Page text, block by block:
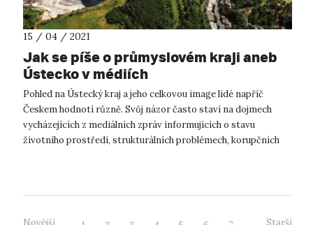
15 / 04 / 2021
Jak se píše o průmyslovém kraji aneb
Ústecko v médiích
Pohled na Ústecký kraj a jeho celkovou image lidé napříč
Českem hodnotí různě. Svůj názor často staví na dojmech
vycházejících z mediálních zpráv informujících o stavu
životního prostředí, strukturálních problémech, korupčních
Novější Starší